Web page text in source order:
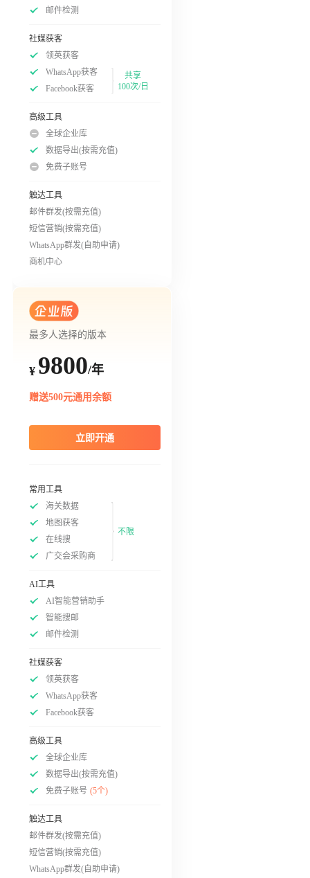
邮件检测
社媒获客
领英获客
WhatsApp获客
Facebook获客
共享
100次/日
高级工具
全球企业库
数据导出(按需充值)
免费子账号
触达工具
邮件群发(按需充值)
短信营销(按需充值)
WhatsApp群发(自助申请)
商机中心
最多人选择的版本
¥ 9800/年
赠送500元通用余额
立即开通
常用工具
海关数据
地图获客
在线搜
广交会采购商
不限
AI工具
AI智能营销助手
智能搜邮
邮件检测
社媒获客
领英获客
WhatsApp获客
Facebook获客
高级工具
全球企业库
数据导出(按需充值)
免费子账号 (5个)
触达工具
邮件群发(按需充值)
短信营销(按需充值)
WhatsApp群发(自助申请)